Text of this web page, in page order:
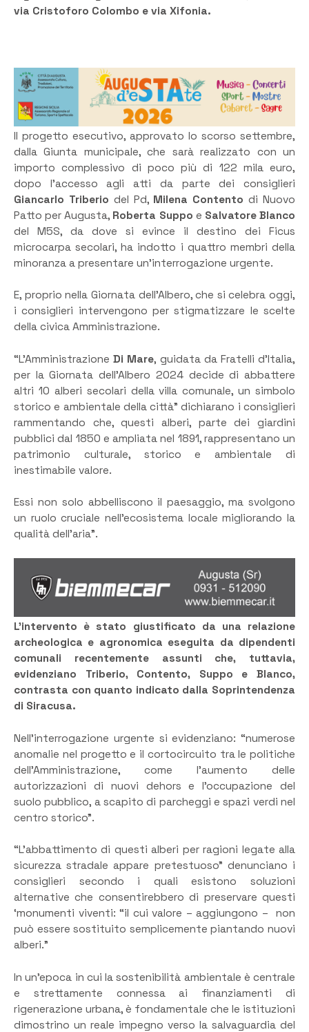
via Cristoforo Colombo e via Xifonia.
Il progetto esecutivo, approvato lo scorso settembre,
dalla Giunta municipale, che sarà realizzato con un
importo complessivo di poco più di 122 mila euro,
dopo l’accesso agli atti da parte dei consiglieri
Giancarlo Triberio del Pd, Milena Contento di Nuovo
Patto per Augusta, Roberta Suppo e Salvatore Blanco
del M5S, da dove si evince il destino dei Ficus
microcarpa secolari, ha indotto i quattro membri della
minoranza a presentare un’interrogazione urgente.
E, proprio nella Giornata dell’Albero, che si celebra oggi,
i consiglieri intervengono per stigmatizzare le scelte
della civica Amministrazione.
“L’AmministrazioneDi Mare, guidata da Fratelli d’Italia,
per la Giornata dell’Albero 2024 decide di abbattere
altri 10 alberi secolari della villa comunale, un simbolo
storico e ambientale della città” dichiarano i consiglieri
rammentando che, questi alberi, parte dei giardini
pubblici dal 1850 e ampliata nel 1891, rappresentano un
patrimonio culturale, storico e ambientale di
inestimabile valore.
Essi non solo abbelliscono il paesaggio, ma svolgono
un ruolo cruciale nell’ecosistema locale migliorando la
qualità dell’aria”.
L’intervento è stato giustificato da una relazione
archeologica e agronomica eseguita da dipendenti
comunali recentemente assunti che, tuttavia,
evidenziano Triberio, Contento, Suppo e Blanco,
contrasta con quanto indicato dalla Soprintendenza
di Siracusa.
Nell’interrogazione urgente si evidenziano: “numerose
anomalie nel progetto e il cortocircuito tra le politiche
dell’Amministrazione, come l’aumento delle
autorizzazioni di nuovi dehors e l’occupazione del
suolo pubblico, a scapito di parcheggi e spazi verdi nel
centro storico”.
“L’abbattimento di questi alberi per ragioni legate alla
sicurezza stradale appare pretestuoso” denunciano i
consiglieri secondo i quali esistono soluzioni
alternative che consentirebbero di preservare questi
‘monumenti viventi: “il cui valore – aggiungono – non
può essere sostituito semplicemente piantando nuovi
alberi.”
In un’epoca in cui la sostenibilità ambientale è centrale
e strettamente connessa ai finanziamenti di
rigenerazione urbana, è fondamentale che le istituzioni
dimostrino un reale impegno verso la salvaguardia del